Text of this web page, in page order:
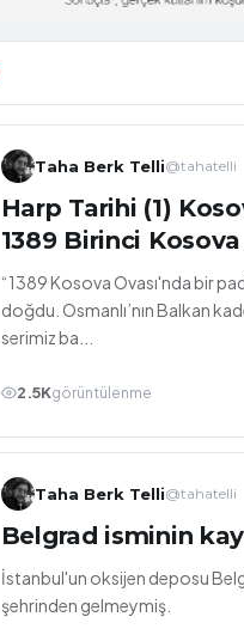
Taha Berk Telli@tahatelli
Harp Tarihi (1)
1389 Birinci
“1389 Kosova Ovası'nda bir
doğdu. Osmanlı’nın Balkan
serimiz ba...
2.5Kgörüntülenme
Taha Berk Telli@tahatelli
Belgrad isminin
İstanbul'un oksijen deposu
şehrinden gelmeymiş.